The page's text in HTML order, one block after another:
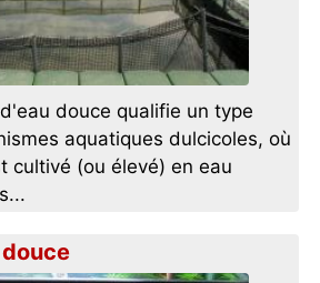
douce qualifie un type
aquatiques dulcicoles, où
cultivé (ou élevé) en eau